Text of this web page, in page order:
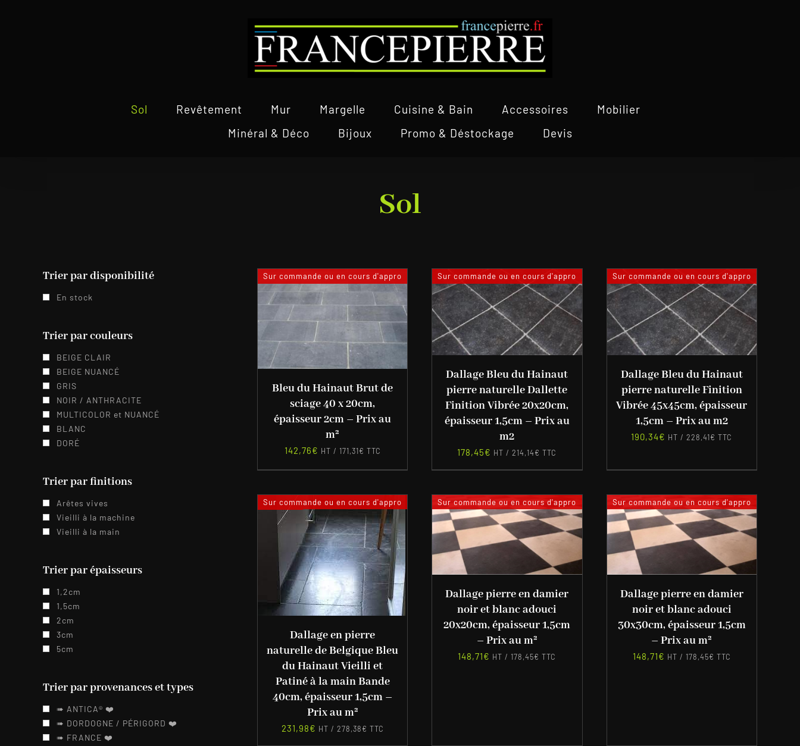
Sol Revêtement Mur Margelle Cuisine & Bain Accessoires
Mobilier
Minéral & Déco
Bijoux Promo & Déstockage Devis
Sol
Sur commande ou en cours d'appro
Bleu du Hainaut Brut de
sciage 40 x 20cm,
épaisseur 2cm – Prix au
m²
142,76€ HT / 171,31€ TTC
Sur commande ou en cours d'appro
Dallage Bleu du Hainaut
pierre naturelle Dallette
Finition Vibrée 20x20cm,
épaisseur 1,5cm – Prix au
m2
178,45€ HT /214,14€ TTC
Sur commande ou en cours d'appro
Dallage Bleu du Hainaut
pierre naturelle Finition
Vibrée 45x45cm, épaisseur
1,5cm – Prix au m2
190,34€ HT /228,41€ TTC
Sur commande ou en cours d'appro
Dallage en pierre
naturelle de Belgique Bleu
du Hainaut Vieilli et
Patiné à la main Bande
40cm, épaisseur 1,5cm –
Prix au m²
231,98€ HT / 278,38€ TTC
Sur commande ou en cours d'appro
Dallage pierre en damier
noir et blanc adouci
20x20cm, épaisseur 1,5cm
– Prix au m²
148,71€ HT /178,45€ TTC
Sur commande ou en cours d'appro
Dallage pierre en damier
noir et blanc adouci
30x30cm, épaisseur 1,5cm
– Prix au m²
148,71€ HT / 178,45€ TTC
Trier par disponibilité
En stock
Trier par couleurs
BEIGE CLAIR
BEIGE NUANCÉ
GRIS
NOIR / ANTHRACITE
MULTICOLOR et NUANCÉ
BLANC
DORÉ
Trier par finitions
Arêtes vives
Vieilli à la machine
Vieilli à la main
Trier par épaisseurs
1,2cm
1,5cm
2cm
3cm
5cm
Trier par provenances et types
➠ ANTICA® ❤️️
➠ DORDOGNE / PÉRIGORD ❤️️
➠ FRANCE ❤️️